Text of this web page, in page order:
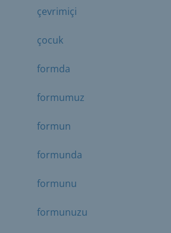
çevrimiçi
çocuk
formda
formumuz
formun
formunda
formunu
formunuzu